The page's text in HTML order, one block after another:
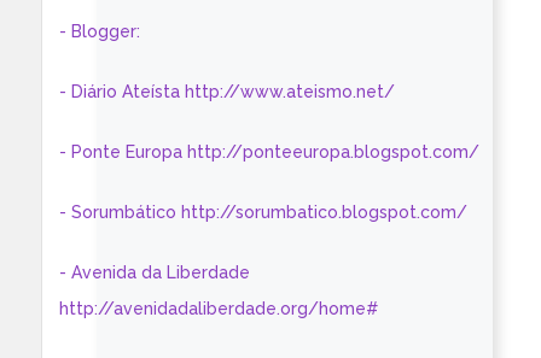
- Blogger:
- Diário Ateísta http://www.ateismo.net/
- Ponte Europa http://ponteeuropa.blogspot.com/
- Sorumbático http://sorumbatico.blogspot.com/
- Avenida da Liberdade
http://avenidadaliberdade.org/home#